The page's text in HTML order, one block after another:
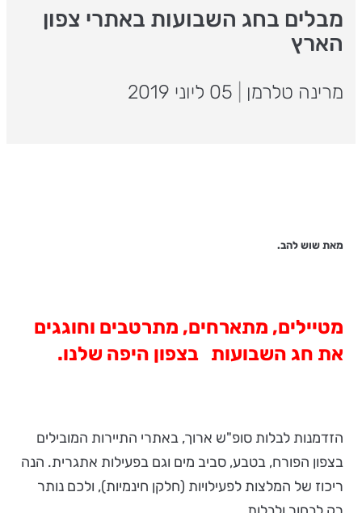
מבלים בחג השבועות באתרי צפון
הארץ
מרינה טלרמן
מאת שוש להב.
מטיילים, מתארחים, מתרטבים וחוגגים
את חג השבועות בצפון היפה שלנו.
הזדמנות לבלות סופ"ש ארוך, באתרי התיירות המובילים
בצפון הפורח, בטבע, סביב מים וגם בפעילות אתגרית. הנה
ריכוז של המלצות לפעילויות (חלקן חינמיות), ולכם נותר